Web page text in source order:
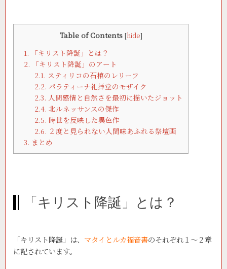
Table of Contents [hide]
1. 「キリスト降誕」とは？
2. 「キリスト降誕」のアート
2.1. スティリコの石棺のレリーフ
2.2. パラティーナ礼拝堂のモザイク
2.3. 人間感情と自然さを最初に描いたジョット
2.4. 北ルネッサンスの傑作
2.5. 時世を反映した異色作
2.6. ２度と見られない人間味あふれる祭壇画
3. まとめ
「キリスト降誕」とは？
「キリスト降誕」は、 マタイとルカ福音書のそれぞれ１～２章
に記されています。